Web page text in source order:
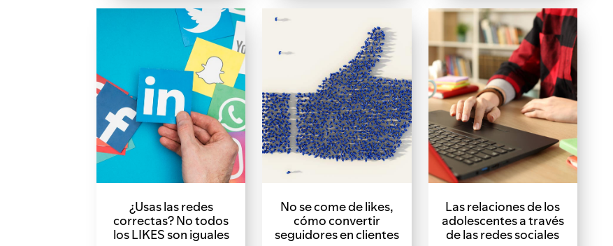
¿Usas las redes
correctas? No todos
los LIKES son iguales
No se come de likes,
cómo convertir
seguidores en clientes
Las relaciones de los
adolescentes a través
de las redes sociales